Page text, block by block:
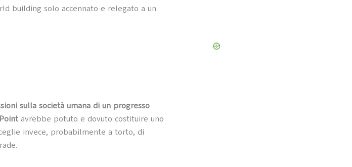
building solo accennato e relegato a un
sulla società umana di un progresso
avrebbe potuto e dovuto costituire uno
invece, probabilmente a torto, di